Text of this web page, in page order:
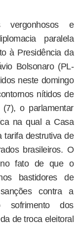
e
paralela
à Presidência da
Bolsonaro (PL-
neste domingo
nítidos de
(7), o parlamentar
na qual a Casa
tarifa destrutiva de
brasileiros. O
no fato de que o
bastidores de
contra a
sofrimento dos
de troca eleitoral